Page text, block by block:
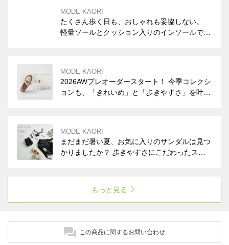
MODE KAORI
たくさん歩く日も、おしゃれも妥協しない。
軽量ソールとクッション入りのインソールで、
MODE KAORI
2026AWプレオーダースタート！ 今季コレクシ
ョンも、「きれいめ」と「歩きやすさ」を叶え
MODE KAORI
まだまだ暑い夏、お気に入りのサンダルは見つ
かりましたか？ 歩きやすさにこだわったスポ
シーズン活躍します。
もっと見る
この商品に関するお問い合わせ